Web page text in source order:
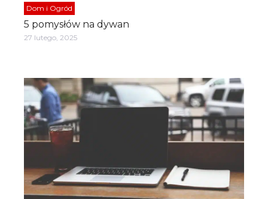
Dom i Ogród
5 pomysłów na dywan
27 lutego, 2025